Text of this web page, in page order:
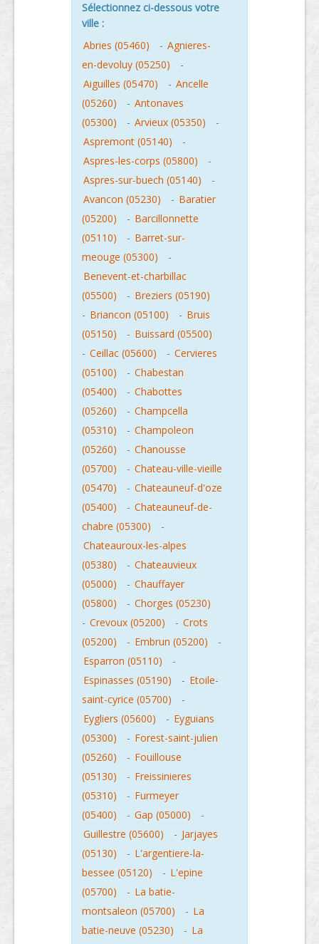
Sélectionnez ci-dessous votre
ville :
Abries (05460)
- Agnieres-
en-devoluy (05250)
-
Aiguilles (05470)
- Ancelle
(05260)
- Antonaves
(05300)
- Arvieux (05350)
-
Aspremont (05140)
-
Aspres-les-corps (05800)
-
Aspres-sur-buech (05140)
-
Avancon (05230)
- Baratier
(05200)
- Barcillonnette
(05110)
- Barret-sur-
meouge (05300)
-
Benevent-et-charbillac
(05500)
- Breziers (05190)
- Briancon (05100) - Bruis
(05150)
- Buissard (05500)
- Ceillac (05600) - Cervieres
(05100)
- Chabestan
(05400)
- Chabottes
(05260)
- Champcella
(05310)
- Champoleon
(05260)
- Chanousse
(05700)
- Chateau-ville-vieille
(05470)
- Chateauneuf-d'oze
(05400)
- Chateauneuf-de-
chabre (05300)
-
Chateauroux-les-alpes
(05380)
- Chateauvieux
(05000)
- Chauffayer
(05800)
- Chorges (05230)
- Crevoux (05200) - Crots
(05200)
- Embrun (05200)
-
Esparron (05110)
-
Espinasses (05190)
- Etoile-
saint-cyrice (05700)
-
Eygliers (05600)
- Eyguians
(05300)
- Forest-saint-julien
(05260)
- Fouillouse
(05130)
- Freissinieres
(05310)
- Furmeyer
(05400)
- Gap (05000)
-
Guillestre (05600)
- Jarjayes
(05130)
- L'argentiere-la-
bessee (05120)
- L'epine
(05700)
- La batie-
montsaleon (05700)
- La
batie-neuve (05230)
- La